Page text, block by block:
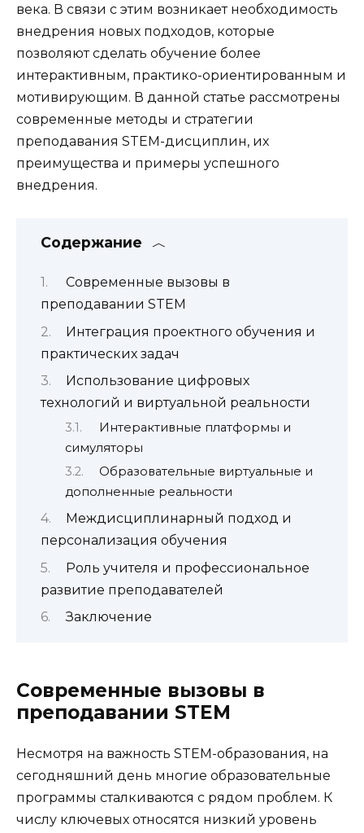
века. В связи с этим возникает необходимость
внедрения новых подходов, которые
позволяют сделать обучение более
интерактивным, практико-ориентированным и
мотивирующим. В данной статье рассмотрены
современные методы и стратегии
преподавания STEM-дисциплин, их
преимущества и примеры успешного
внедрения.
Содержание
Современные вызовы в
преподавании STEM
Интеграция проектного обучения и
практических задач
Использование цифровых
технологий и виртуальной реальности
Интерактивные платформы и
симуляторы
Образовательные виртуальные и
дополненные реальности
Междисциплинарный подход и
персонализация обучения
Роль учителя и профессиональное
развитие преподавателей
Заключение
Современные вызовы в
преподавании STEM
Несмотря на важность STEM-образования, на
сегодняшний день многие образовательные
программы сталкиваются с рядом проблем. К
числу ключевых относятся низкий уровень